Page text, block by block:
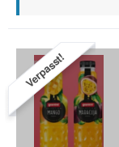
Verpasst!